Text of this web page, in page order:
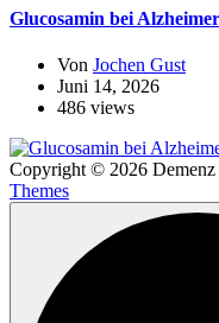
Glucosamin bei
Von Jochen Gust
Juni 14, 2026
486 views
Copyright © 2026
Themes